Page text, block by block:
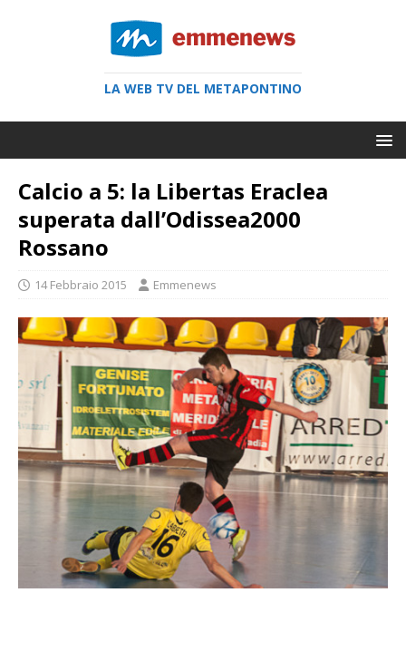
LA WEB TV DEL METAPONTINO
Calcio a 5: la Libertas Eraclea
superata dall’Odissea2000
Rossano
14 Febbraio 2015 Emmenews